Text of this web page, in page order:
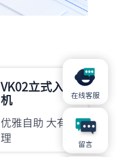
VK02立式入住
机
优雅自助 大有道
理
在线客服
留言